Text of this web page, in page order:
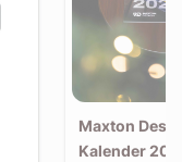
Maxton
Kalender